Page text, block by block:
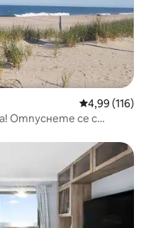
Средна
4,99 (116)
Отпуснете се с